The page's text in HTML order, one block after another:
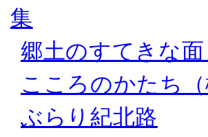
郷土のすてきな面
こころのかたち
ぶらり紀北路